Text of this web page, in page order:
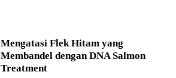
Mengatasi Flek Hitam yang
Membandel dengan DNA Salmon
Treatment